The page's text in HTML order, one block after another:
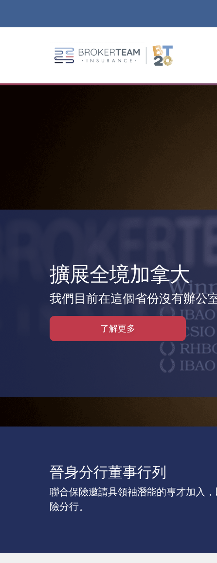
Main Site Logo - Go to the home page
擴展全境加拿大
我們目前在這個省份沒有辦公
了解更多
晉身分行董事行列
聯合保險邀請具領袖潛能的專才加入
險分行。